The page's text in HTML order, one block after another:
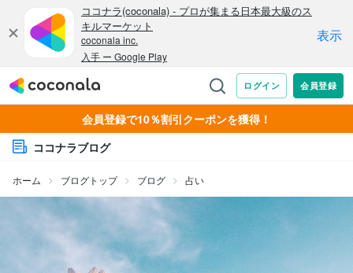
会員登録で10％割引クーポンを獲得！
ココナラブログ
ホーム ブログトップ ブログ 占い